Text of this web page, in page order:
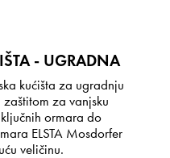
- UGRADNA
kućišta za ugradnju
za vanjsku
ormara do
ELSTA Mosdorfer
veličinu.